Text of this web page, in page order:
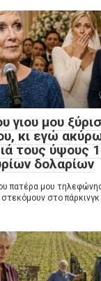
γιου μου
κι εγώ
τους ύψους
δολαρίων
πατέρα μου
στο πάρκινγκ